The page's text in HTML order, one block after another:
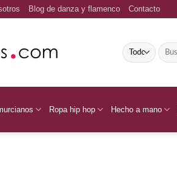
Blog de danza y flamenco Contacto
Buscar
por:
Ropa hip hop Hecho a mano